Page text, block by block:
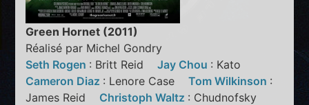
Green Hornet (2011)
Réalisé par Michel Gondry
Seth Rogen : Britt ReidJay Chou : Kato
Cameron Diaz : Lenore CaseTom Wilkinson :
James Reid Christoph Waltz : Chudnofsky